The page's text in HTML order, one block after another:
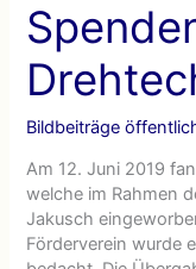
Bildbeiträge
Am 12. Juni 2019
welche im Rahmen
Jakusch
Förderverein wurde